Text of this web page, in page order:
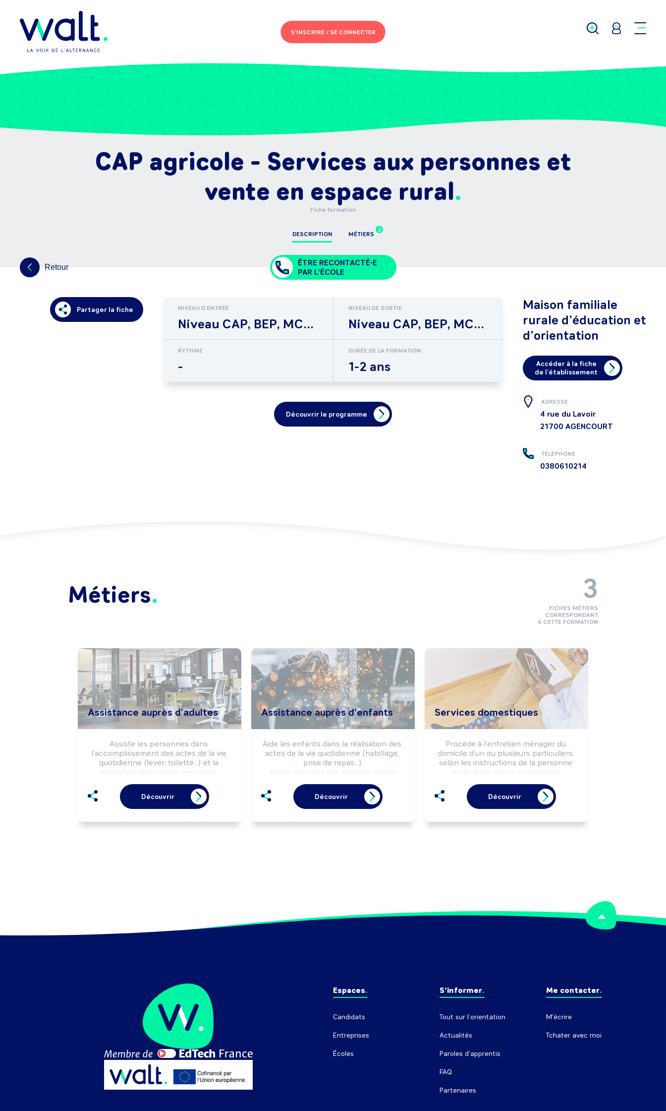
S'INSCRIRE /SE CONNECTER
CAP agricole - Services aux personnes et
vente en espace rural
Fiche formation
DESCRIPTION
3
MÉTIERS
ÊTRE RECONTACTÉ•E
PAR L'ÉCOLE
Retour
Partager la fiche NIVEAU D'ENTRÉE
Niveau CAP, BEP, MC...
NIVEAU DE SORTIE
Niveau CAP, BEP, MC...
RYTHME
-
DURÉE DE LA FORMATION
1-2 ans
Découvrir le programme
Maison familiale
rurale d'éducation et
d'orientation
Accéder à la fiche
de l'établissement
ADRESSE
4 rue du Lavoir
21700 AGENCOURT
TÉLÉPHONE
0380610214
Métiers
Assistance auprès d'adultes
Assiste les personnes dans
l'accomplissement des actes de la vie
quotidienne (lever, toilette...) et la
réalisation des travaux ménagers
maintenir leur autonomie.
Découvrir
Assistance auprès d'enfants
Aide les enfants dans la réalisation des
actes de la vie quotidienne (habillage,
prise de repas...).
Mène avec eux des activités d'éveil
Peut effectuer l'entretien du cadre de
vie des enfants.
Découvrir
Services domestiques
Procède à l'entretien ménager du
domicile d'un ou plusieurs particuliers,
selon les instructions de la personne
ou de la structure employeuse.
nettoyage occasionnels ou des activités
de services et d'accompagnement
auprès de publics (enfants, personnes
Peut coordonner l'activité du personnel
Découvrir
3
FICHES MÉTIERS
CORRESPONDANT
À CETTE FORMATION
Espaces
Candidats
Entreprises
Écoles
S’informer
Tout sur l’orientation
Actualités
Paroles d'apprentis
FAQ
Partenaires
Me contacter
M'écrire
Tchater avec moi